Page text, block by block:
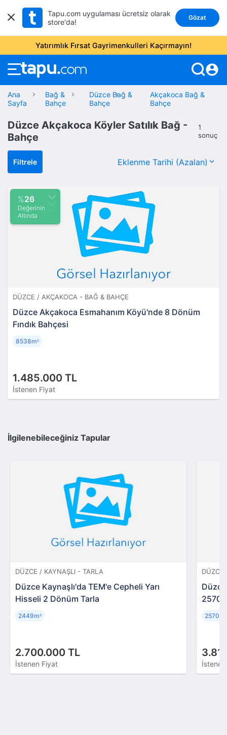
Tapu.com uygulaması ücretsiz olarak
store'da!
Gözat
Yatırımlık Fırsat Gayrimenkulleri Kaçırmayın!
account_circle
Ana
Sayfa
Bağ &
Bahçe
Düzce Bağ &
Bahçe
Akçakoca Bağ &
Bahçe
Düzce Akçakoca Köyler Satılık Bağ -
Bahçe
1
sonuç
Filtrele
%26
Değerinin
Altında
DÜZCE / AKÇAKOCA - BAĞ & BAHÇE
Düzce Akçakoca Esmahanım Köyü'nde 8 Dönüm
Fındık Bahçesi
1.485.000 TL
İstenen Fiyat
8538m²
İlgilenebileceğiniz Tapular
DÜZCE / KAYNAŞLI - TARLA
Düzce Kaynaşlı'da TEM'e Cepheli Yarı
Hisseli 2 Dönüm Tarla
2.700.000 TL
İstenen Fiyat
2449m²
DÜZCE
2570
2570m